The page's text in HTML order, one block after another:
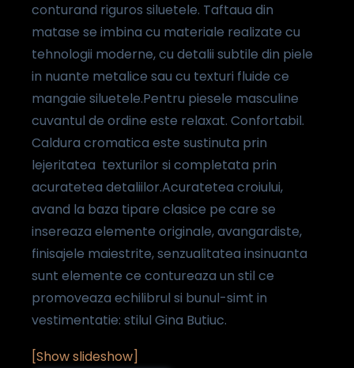
conturand riguros siluetele. Taftaua din
matase se imbina cu materiale realizate cu
tehnologii moderne, cu detalii subtile din piele
in nuante metalice sau cu texturi fluide ce
mangaie siluetele.Pentru piesele masculine
cuvantul de ordine este relaxat. Confortabil.
Caldura cromatica este sustinuta prin
lejeritatea texturilor si completata prin
acuratetea detaliilor.Acuratetea croiului,
avand la baza tipare clasice pe care se
insereaza elemente originale, avangardiste,
finisajele maiestrite, senzualitatea insinuanta
sunt elemente ce contureaza un stil ce
promoveaza echilibrul si bunul-simt in
vestimentatie: stilul Gina Butiuc.
[Show slideshow]